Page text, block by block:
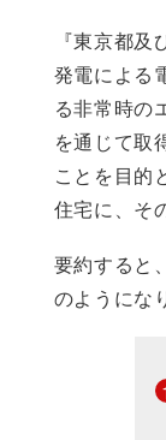
『東京都
発電による
る非常時の
を通じて取
ことを目的
住宅に、そ
要約すると
のようにな